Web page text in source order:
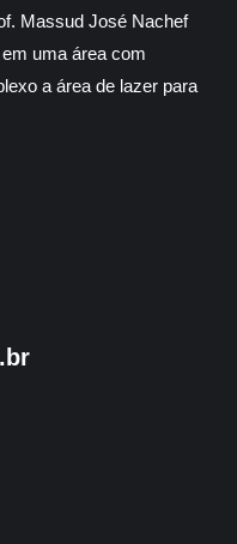
Massud José Nachef
uma área com
a área de lazer para